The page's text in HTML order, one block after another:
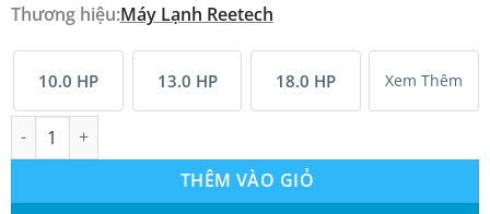
Thương hiệu:Máy Lạnh Reetech
10.0 HP 13.0 HP 18.0 HP Xem Thêm
Máy lạnh giấu trần nối ống gió Reetech (10.0Hp) RD100H-CA-A
THÊM VÀO GIỎ